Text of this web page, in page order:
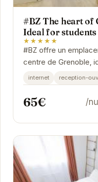
#BZ The heart
Ideal for students
★★★★★
#BZ offre un
centre de Grenoble,
proximité des
internet reception-
65€ /